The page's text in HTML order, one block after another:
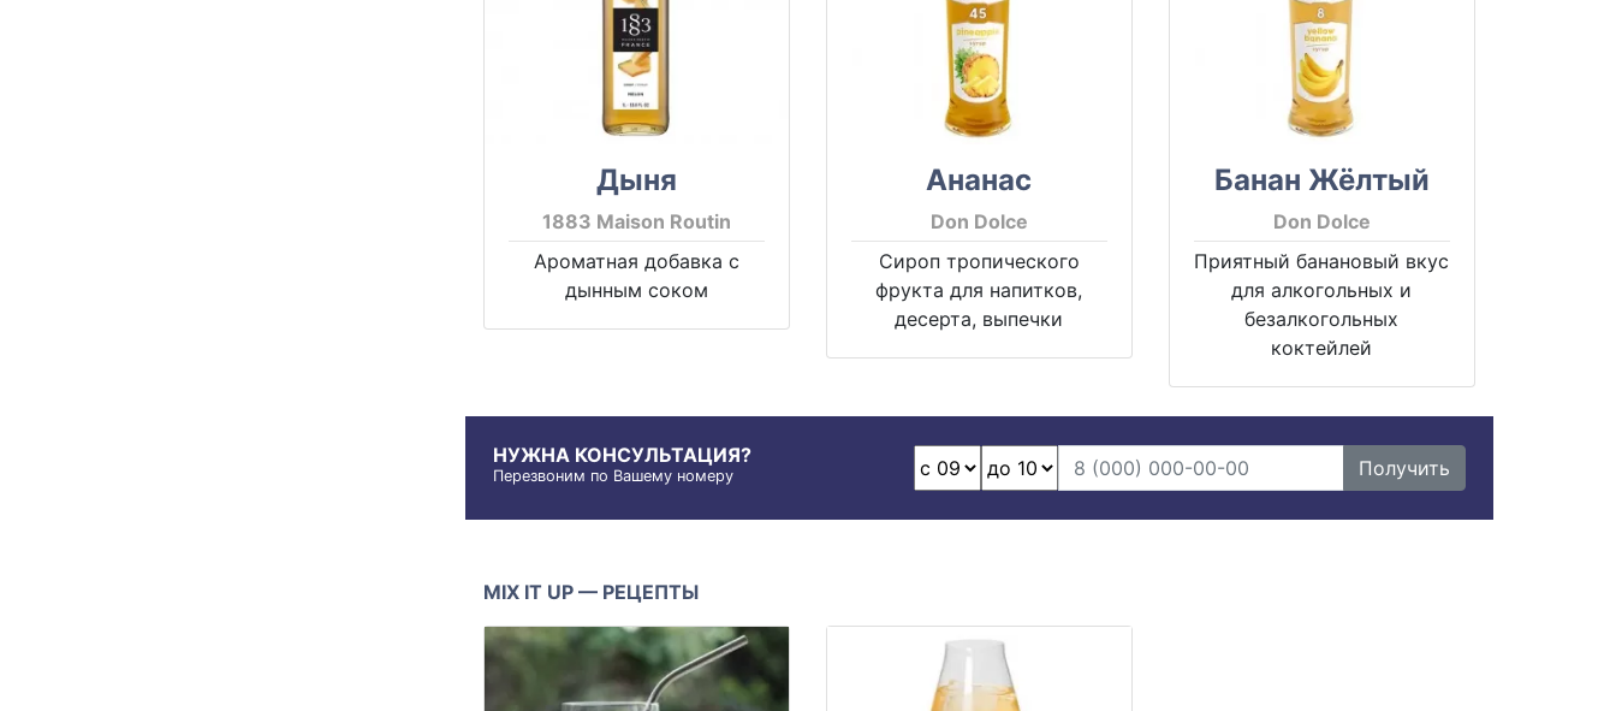
Дыня
1883 Maison Routin
Ароматная добавка с
дынным соком
Ананас
Don Dolce
Сироп тропического
фрукта для напитков,
десерта, выпечки
Банан Жёлтый
Don Dolce
Приятный банановый вкус
для алкогольных и
безалкогольных
коктейлей
НУЖНА КОНСУЛЬТАЦИЯ?
Перезвоним по Вашему номеру Получить
MIX IT UP — РЕЦЕПТЫ